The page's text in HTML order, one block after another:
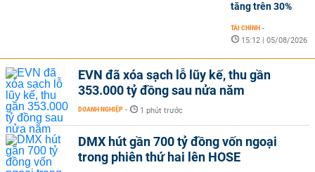
tăng trên 30%
TÀI CHÍNH -
15:12 | 05/08/2026
EVN đã xóa sạch lỗ lũy kế, thu gần
353.000 tỷ đồng sau nửa năm
DOANH NGHIỆP - 1 phút trước
DMX hút gần 700 tỷ đồng vốn ngoại
trong phiên thứ hai lên HOSE